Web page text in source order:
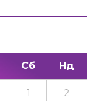
Сб Нд
1 2